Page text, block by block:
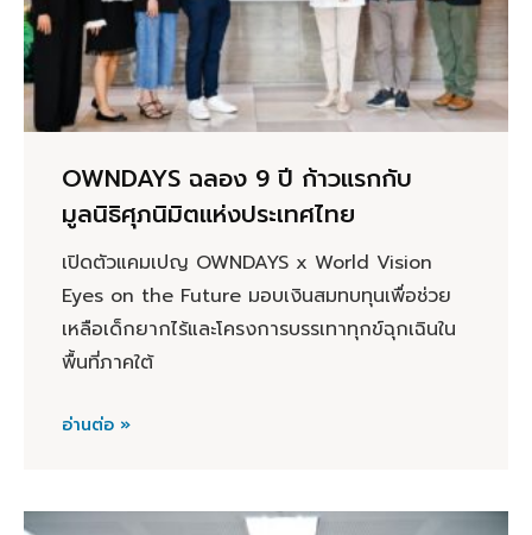
OWNDAYS ฉลอง 9 ปี ก้าวแรกกับ
มูลนิธิศุภนิมิตแห่งประเทศไทย
เปิดตัวแคมเปญ OWNDAYS x World Vision
Eyes on the Future มอบเงินสมทบทุนเพื่อช่วย
เหลือเด็กยากไร้และโครงการบรรเทาทุกข์ฉุกเฉินใน
พื้นที่ภาคใต้
อ่านต่อ »